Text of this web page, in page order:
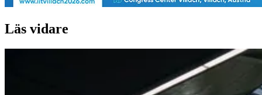
Läs vidare